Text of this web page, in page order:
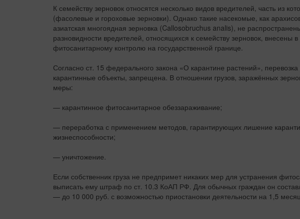
К семейству зерновок относятся несколько видов вредителей, часть из
(фасолевые и гороховые зерновки). Однако такие насекомые, как
азиатская многоядная зерновка (Callosobruchus analis), не
разновидности вредителей, относящихся к семейству зерновок, внесены
фитосанитарному контролю на государственной границе.
Согласно ст. 15 федерального закона «О карантине растений»,
карантинные объекты, запрещена. В отношении грузов, заражённых
меры:
— карантинное фитосанитарное обеззараживание;
— переработка с применением методов, гарантирующих лишение
жизнеспособности;
— уничтожение.
Если собственник груза не предпримет никаких мер для устранения
выписать ему штраф по ст. 10.3 КоАП РФ. Для обычных граждан он
— до 10 000 руб. с возможностью приостановки деятельности на 1,5